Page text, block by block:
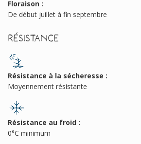
Floraison :
De début juillet à fin septembre
Résistance
Résistance à la sécheresse :
Moyennement résistante
Résistance au froid :
0°C minimum